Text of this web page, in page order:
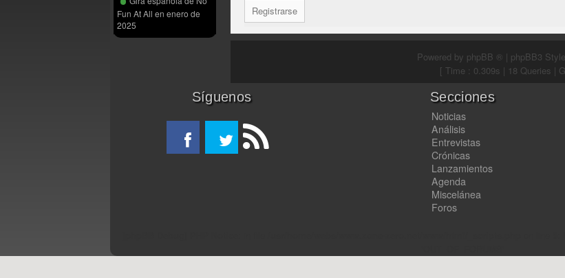
Fun At All en enero de
2025
Registrarse
Powered by phpBB ® | phpBB3
[ Time : 0.309s | 18 Queries |
Síguenos Secciones
Noticias
Análisis
Entrevistas
Crónicas
Lanzamientos
Agenda
Miscelánea
Foros